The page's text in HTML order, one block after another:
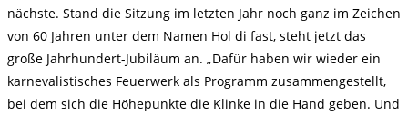
nächste. Stand die Sitzung im letzten Jahr noch ganz im Zeichen
von 60 Jahren unter dem Namen Hol di fast, steht jetzt das
große Jahrhundert-Jubiläum an. „Dafür haben wir wieder ein
karnevalistisches Feuerwerk als Programm zusammengestellt,
bei dem sich die Höhepunkte die Klinke in die Hand geben. Und